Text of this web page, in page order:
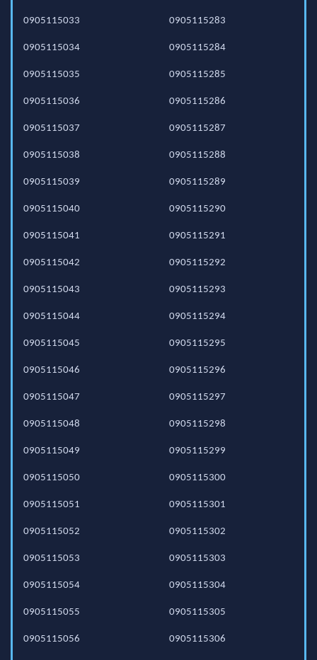
0905115033
0905115034
0905115035
0905115036
0905115037
0905115038
0905115039
0905115040
0905115041
0905115042
0905115043
0905115044
0905115045
0905115046
0905115047
0905115048
0905115049
0905115050
0905115051
0905115052
0905115053
0905115054
0905115055
0905115056
0905115283
0905115284
0905115285
0905115286
0905115287
0905115288
0905115289
0905115290
0905115291
0905115292
0905115293
0905115294
0905115295
0905115296
0905115297
0905115298
0905115299
0905115300
0905115301
0905115302
0905115303
0905115304
0905115305
0905115306